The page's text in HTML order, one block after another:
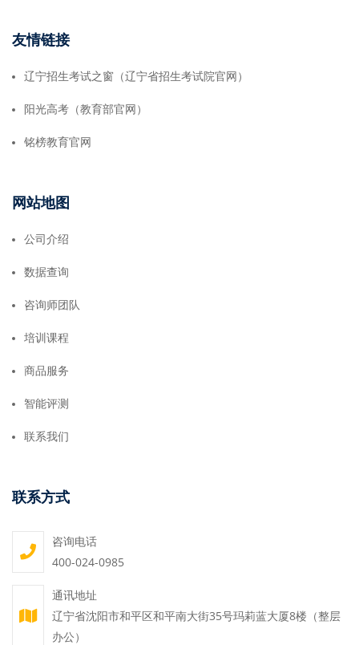
友情链接
辽宁招生考试之窗（辽宁省招生考试院官网）
阳光高考（教育部官网）
铭榜教育官网
网站地图
公司介绍
数据查询
咨询师团队
培训课程
商品服务
智能评测
联系我们
联系方式
咨询电话
400-024-0985
通讯地址
辽宁省沈阳市和平区和平南大街35号玛莉蓝大厦8楼（整层
办公）